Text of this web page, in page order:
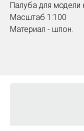
Палуба для модели
Масштаб 1:100
Материал - шпон.